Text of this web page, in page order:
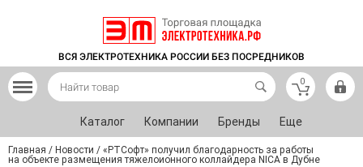
ВСЯ ЭЛЕКТРОТЕХНИКА РОССИИ БЕЗ ПОСРЕДНИКОВ
0
Каталог Компании Бренды Еще
Главная / Новости / «РТСофт» получил благодарность за работы
на объекте размещения тяжелоионного коллайдера NICA в Дубне